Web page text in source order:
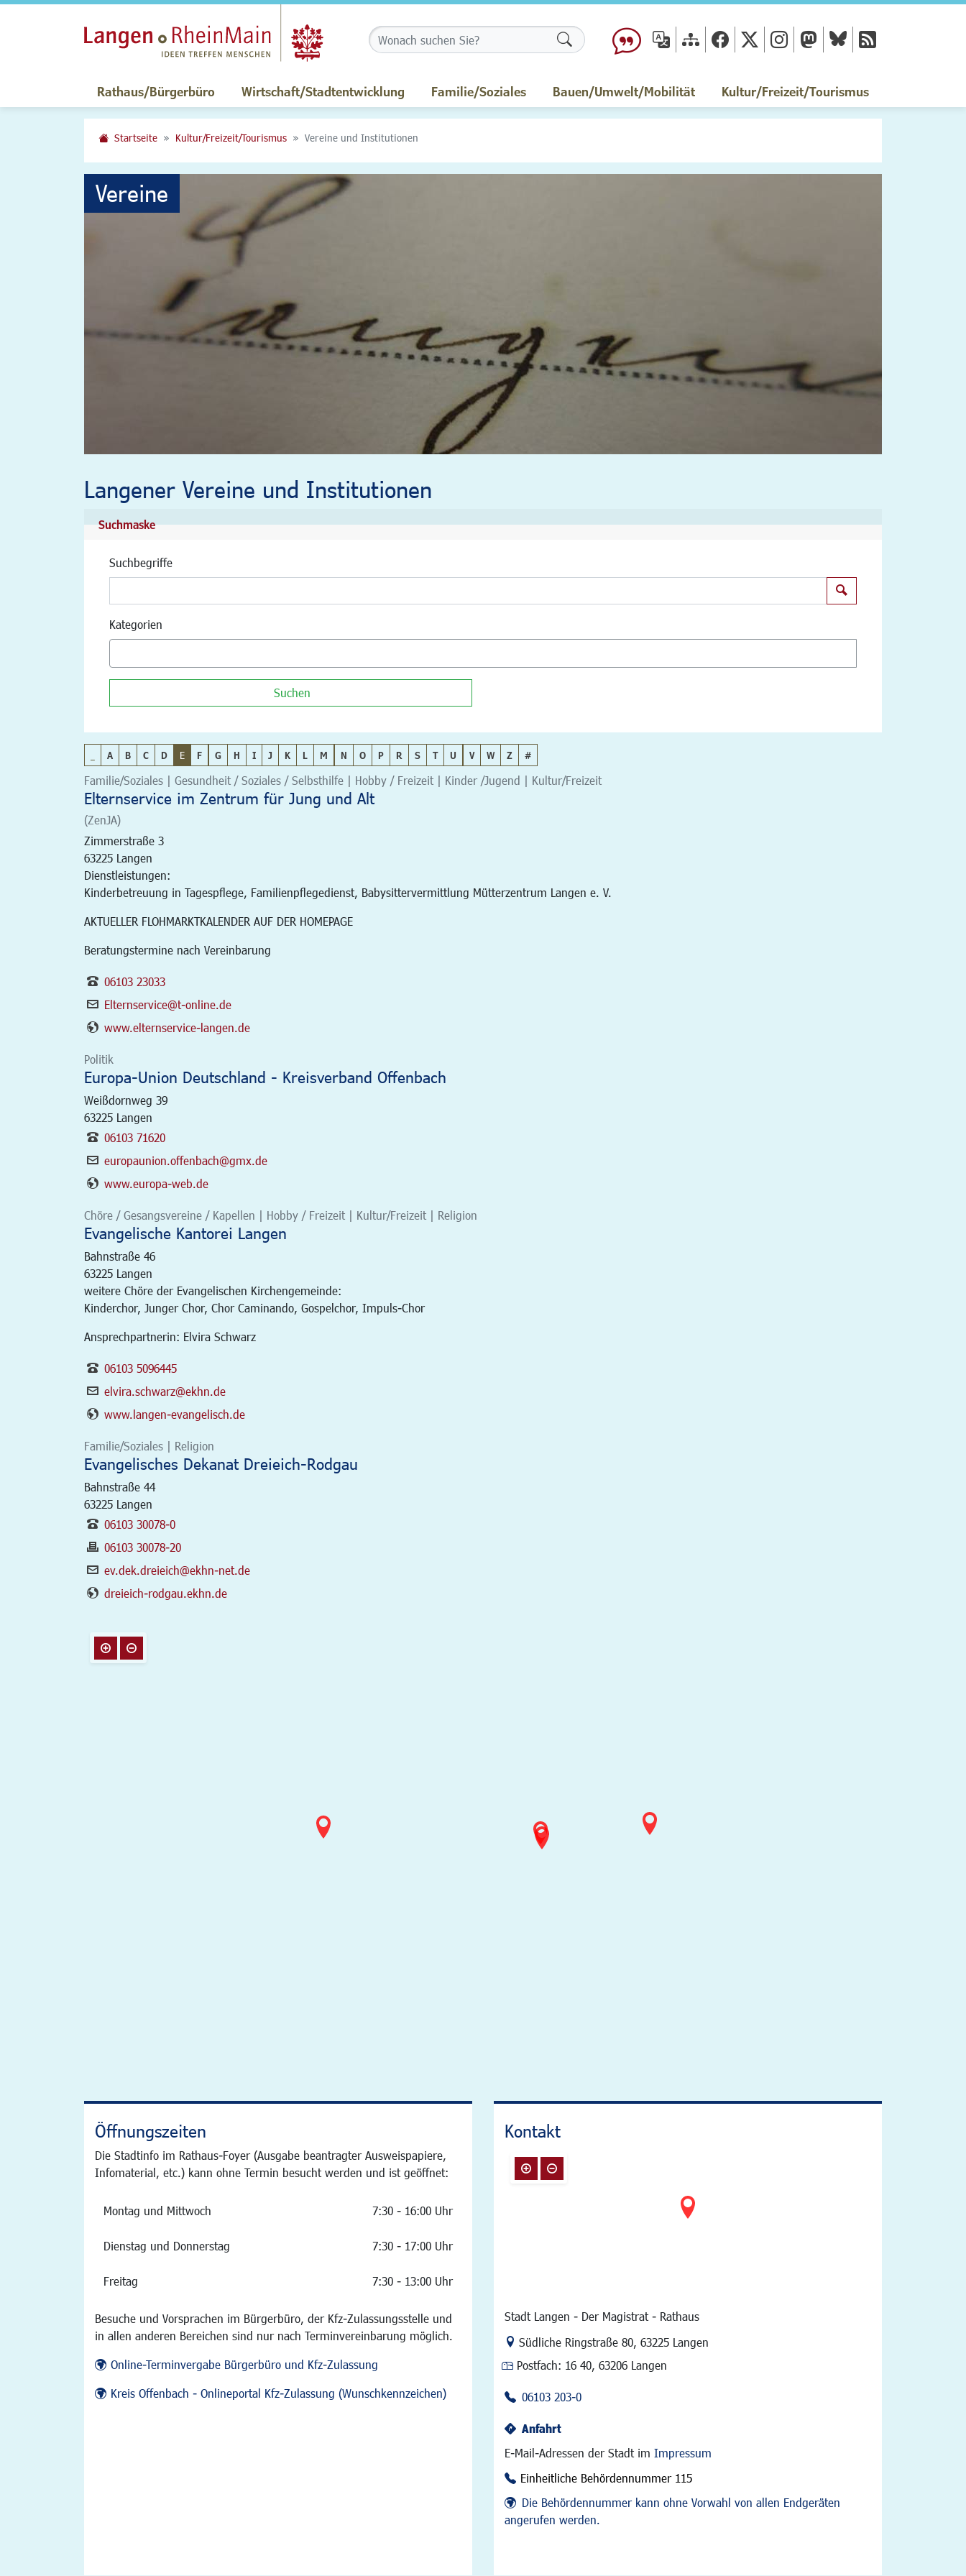
Formularschaltfläche
Rathaus/Bürgerbüro Wirtschaft/Stadtentwicklung Familie/Soziales Bauen/Umwelt/Mobilität Kultur/Freizeit/Tourismus
Startseite Kultur/Freizeit/Tourismus Vereine und Institutionen
Vereine
Langener Vereine und Institutionen
Suchmaske
Suchbegriffe
Kategorien
Suchen
A B C D E F G H I J K L M N O P R S T U V W Z #
Familie/Soziales | Gesundheit / Soziales / Selbsthilfe | Hobby / Freizeit | Kinder /Jugend | Kultur/Freizeit
Elternservice im Zentrum für Jung und Alt
(ZenJA)
Zimmerstraße 3
63225 Langen
Dienstleistungen:
Kinderbetreuung in Tagespflege, Familienpflegedienst, Babysittervermittlung Mütterzentrum Langen e. V.
AKTUELLER FLOHMARKTKALENDER AUF DER HOMEPAGE
Beratungstermine nach Vereinbarung
06103 23033
Elternservice@t-online.de
www.elternservice-langen.de
Politik
Europa-Union Deutschland - Kreisverband Offenbach
Weißdornweg 39
63225 Langen
06103 71620
europaunion.offenbach@gmx.de
www.europa-web.de
Chöre / Gesangsvereine / Kapellen | Hobby / Freizeit | Kultur/Freizeit | Religion
Evangelische Kantorei Langen
Bahnstraße 46
63225 Langen
weitere Chöre der Evangelischen Kirchengemeinde:
Kinderchor, Junger Chor, Chor Caminando, Gospelchor, Impuls-Chor
Ansprechpartnerin: Elvira Schwarz
06103 5096445
elvira.schwarz@ekhn.de
www.langen-evangelisch.de
Familie/Soziales | Religion
Evangelisches Dekanat Dreieich-Rodgau
Bahnstraße 44
63225 Langen
06103 30078-0
06103 30078-20
ev.dek.dreieich@ekhn-net.de
dreieich-rodgau.ekhn.de
Öffnungszeiten
Die Stadtinfo im Rathaus-Foyer (Ausgabe beantragter Ausweispapiere,
Infomaterial, etc.) kann ohne Termin besucht werden und ist geöffnet:
Montag und Mittwoch 7:30 - 16:00 Uhr
Dienstag und Donnerstag 7:30 - 17:00 Uhr
Freitag 7:30 - 13:00 Uhr
Besuche und Vorsprachen im Bürgerbüro, der Kfz-Zulassungsstelle und
in allen anderen Bereichen sind nur nach Terminvereinbarung möglich.
Online-Terminvergabe Bürgerbüro und Kfz-Zulassung
Kreis Offenbach - Onlineportal Kfz-Zulassung (Wunschkennzeichen)
Kontakt
Stadt Langen - Der Magistrat - Rathaus
Link zur Google-Maps Navigation
Südliche Ringstraße 80, 63225 Langen
Postfach: 16 40, 63206 Langen
06103 203-0
Anfahrt
E-Mail-Adressen der Stadt im Impressum
Einheitliche Behördennummer 115
Die Behördennummer kann ohne Vorwahl von allen Endgeräten
angerufen werden.